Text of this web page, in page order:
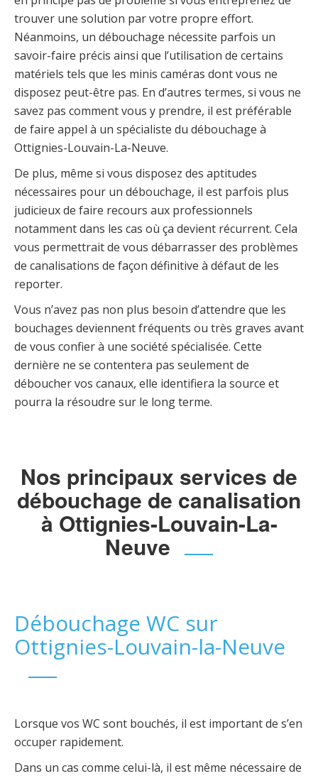
trouver une solution par votre propre effort.
Néanmoins, un débouchage nécessite parfois un
savoir-faire précis ainsi que l’utilisation de certains
matériels tels que les minis caméras dont vous ne
disposez peut-être pas. En d’autres termes, si vous ne
savez pas comment vous y prendre, il est préférable
de faire appel à un spécialiste du débouchage à
Ottignies-Louvain-La-Neuve.
De plus, même si vous disposez des aptitudes
nécessaires pour un débouchage, il est parfois plus
judicieux de faire recours aux professionnels
notamment dans les cas où ça devient récurrent. Cela
vous permettrait de vous débarrasser des problèmes
de canalisations de façon définitive à défaut de les
reporter.
Vous n’avez pas non plus besoin d’attendre que les
bouchages deviennent fréquents ou très graves avant
de vous confier à une société spécialisée. Cette
dernière ne se contentera pas seulement de
déboucher vos canaux, elle identifiera la source et
pourra la résoudre sur le long terme.
Nos principaux services de
débouchage de canalisation
à Ottignies-Louvain-La-
Neuve
Débouchage WC sur
Ottignies-Louvain-la-Neuve
Lorsque vos WC sont bouchés, il est important de s’en
occuper rapidement.
Dans un cas comme celui-là, il est même nécessaire de